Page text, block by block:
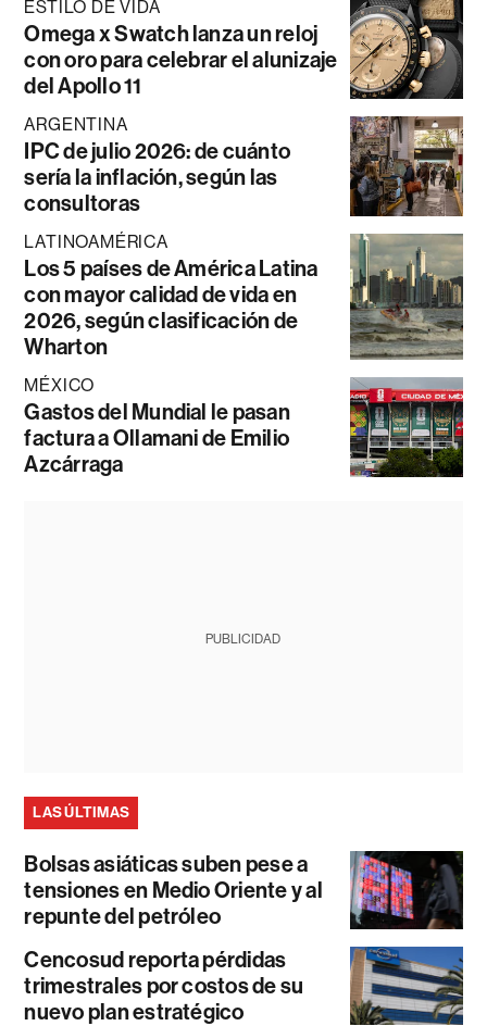
ESTILO DE VIDA
Omega x Swatch lanza un reloj
con oro para celebrar el alunizaje
del Apollo 11
ARGENTINA
IPC de julio 2026: de cuánto
sería la inflación, según las
consultoras
LATINOAMÉRICA
Los 5 países de América Latina
con mayor calidad de vida en
2026, según clasificación de
Wharton
MÉXICO
Gastos del Mundial le pasan
factura a Ollamani de Emilio
Azcárraga
PUBLICIDAD
LAS ÚLTIMAS
Bolsas asiáticas suben pese a
tensiones en Medio Oriente y al
repunte del petróleo
Cencosud reporta pérdidas
trimestrales por costos de su
nuevo plan estratégico